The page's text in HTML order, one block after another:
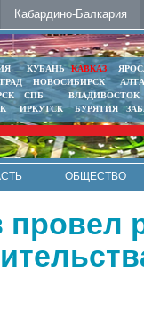
Кабардино-Балкария
КУБАНЬ КАВКАЗ
НОВОСИБИРСК
СПБ
ВЛАДИВОСТОК
ИРКУТСК БУРЯТИЯ
ОБЩЕСТВО